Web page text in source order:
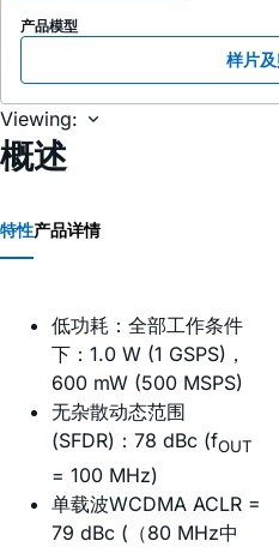
产品模型
样片
Viewing:
概述
特性产品详情
低功耗：全部工作条件
下：1.0 W (1 GSPS)，
600 mW (500 MSPS)
无杂散动态范围
(SFDR)：78 dBc (fOUT
= 100 MHz)
单载波WCDMA ACLR =
79 dBc (（80 MHz中